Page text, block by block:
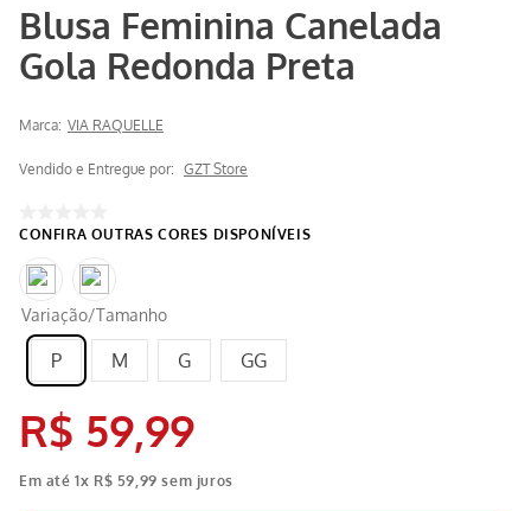
Blusa Feminina Canelada
Gola Redonda Preta
Marca: VIA RAQUELLE
Vendido e Entregue por: GZT Store
Variação/Tamanho
P M G GG
R$ 59,99
Em até1x R$ 59 99 sem juros